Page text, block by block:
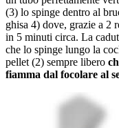
(3) lo spinge dentro al
ghisa 4) dove, grazie a 2
in 5 minuti circa. La
che lo spinge lungo la
pellet (2) sempre libero
fiamma dal focolare al